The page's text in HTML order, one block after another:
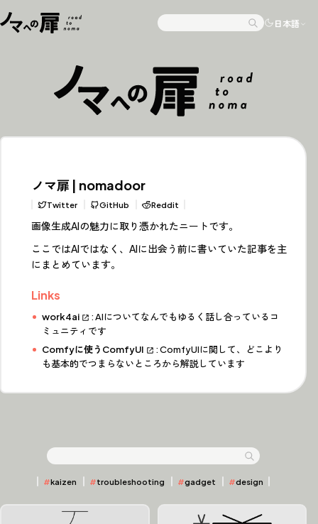
Search
日本語
ノマ扉 | nomadoor
Twitter GitHub Reddit
画像生成AIの魅力に取り憑かれたニートです。
ここではAIではなく、AIに出会う前に書いていた記事を主
にまとめています。
Links
work4ai
: AIについてなんでもゆるく話し合っているコ
ミュニティです
Comfyに使うComfyUI
: ComfyUIに関して、どこより
も基本的でつまらないところから解説しています
Articles記事検索 ⌕
#kaizen #troubleshooting #gadget #design